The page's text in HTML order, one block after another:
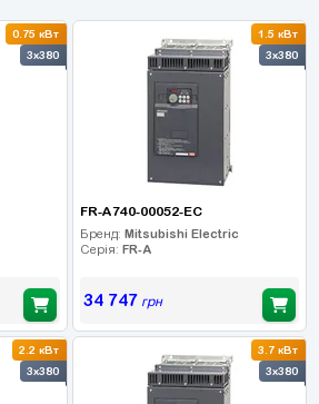
0.75 кВт
3x380
1.5 кВт
3x380
FR-A740-00052-EC
Бренд: Mitsubishi Electric
Серія: FR-A
34 747 грн
2.2 кВт
3x380
3.7 кВт
3x380